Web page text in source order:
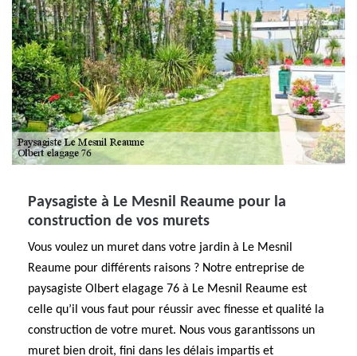
Paysagiste à Le Mesnil Reaume pour la
construction de vos murets
Vous voulez un muret dans votre jardin à Le Mesnil
Reaume pour différents raisons ? Notre entreprise de
paysagiste Olbert elagage 76 à Le Mesnil Reaume est
celle qu’il vous faut pour réussir avec finesse et qualité la
construction de votre muret. Nous vous garantissons un
muret bien droit, fini dans les délais impartis et